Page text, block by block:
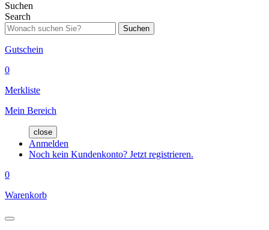
Suchen
Search
Suchen
Gutschein
0
Merkliste
Mein Bereich
close
Anmelden
Noch kein Kundenkonto? Jetzt registrieren.
0
Warenkorb